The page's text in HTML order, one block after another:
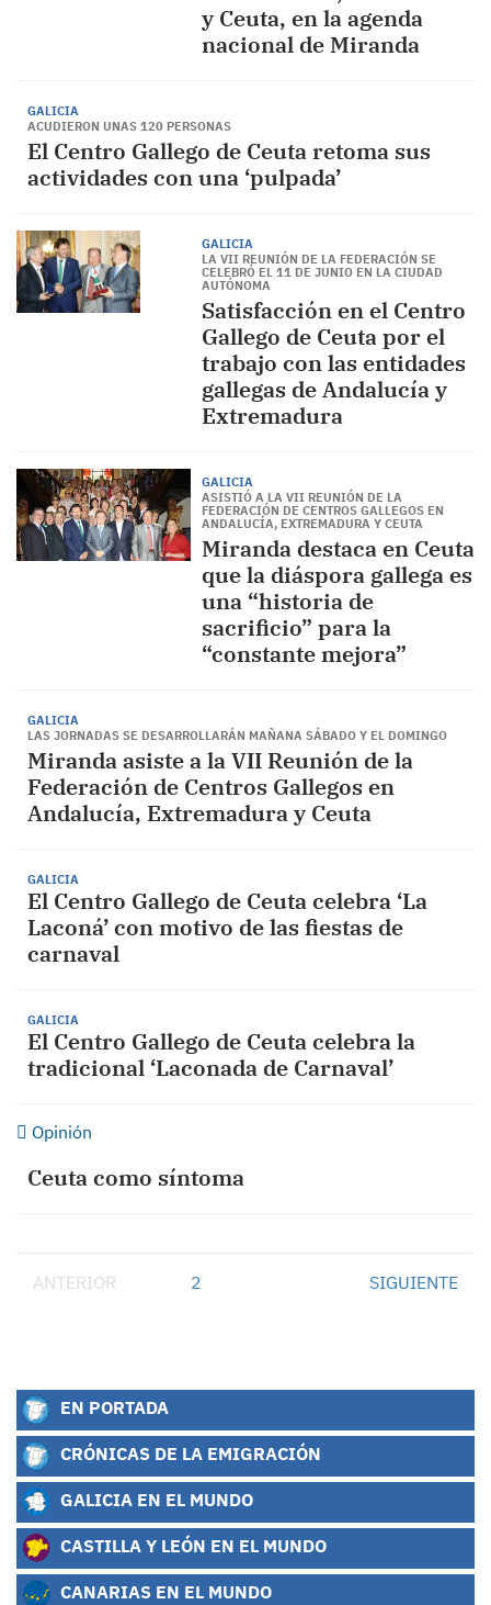
y Ceuta, en la agenda
nacional de Miranda
GALICIA
ACUDIERON UNAS 120 PERSONAS
El Centro Gallego de Ceuta retoma sus
actividades con una ‘pulpada’
GALICIA
LA VII REUNIÓN DE LA FEDERACIÓN SE
CELEBRÓ EL 11 DE JUNIO EN LA CIUDAD
AUTÓNOMA
Satisfacción en el Centro
Gallego de Ceuta por el
trabajo con las entidades
gallegas de Andalucía y
Extremadura
GALICIA
ASISTIÓ A LA VII REUNIÓN DE LA
FEDERACIÓN DE CENTROS GALLEGOS EN
ANDALUCÍA, EXTREMADURA Y CEUTA
Miranda destaca en Ceuta
que la diáspora gallega es
una “historia de
sacrificio” para la
“constante mejora”
GALICIA
LAS JORNADAS SE DESARROLLARÁN MAÑANA SÁBADO Y EL DOMINGO
Miranda asiste a la VII Reunión de la
Federación de Centros Gallegos en
Andalucía, Extremadura y Ceuta
GALICIA
El Centro Gallego de Ceuta celebra ‘La
Laconá’ con motivo de las fiestas de
carnaval
GALICIA
El Centro Gallego de Ceuta celebra la
tradicional ‘Laconada de Carnaval’
Opinión
Ceuta como síntoma
ANTERIOR 2 SIGUIENTE
EN PORTADA
CRÓNICAS DE LA EMIGRACIÓN
GALICIA EN EL MUNDO
CASTILLA Y LEÓN EN EL MUNDO
CANARIAS EN EL MUNDO